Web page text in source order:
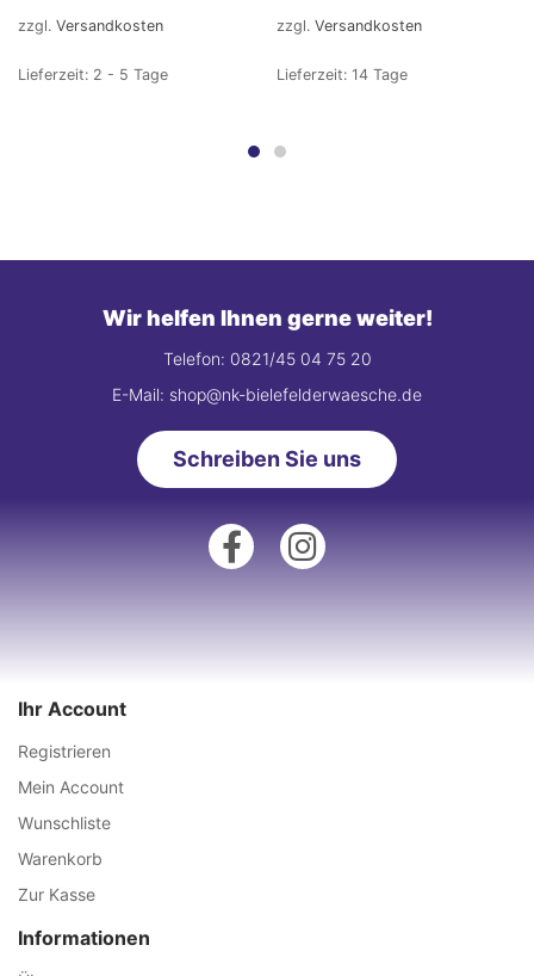
zzgl. Versandkosten
Lieferzeit: 2 - 5 Tage
zzgl. Versandkosten
Lieferzeit: 14 Tage
Wir helfen Ihnen gerne weiter!
Telefon: 0821/45 04 75 20
E-Mail: shop@nk-bielefelderwaesche.de
Schreiben Sie uns
Ihr Account
Registrieren
Mein Account
Wunschliste
Warenkorb
Zur Kasse
Informationen